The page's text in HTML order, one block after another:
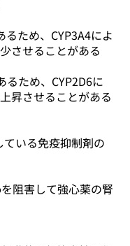
ため、CYP3A4によ
させることがある
るため、CYP2D6に
昇させることがある
いる免疫抑制剤の
阻害して強心薬の腎